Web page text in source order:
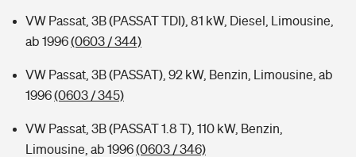
VW Passat, 3B (PASSAT TDI), 81 kW, Diesel, Limousine,
ab 1996(0603 / 344)
VW Passat, 3B (PASSAT), 92 kW, Benzin, Limousine, ab
1996(0603 / 345)
VW Passat, 3B (PASSAT 1.8 T), 110 kW, Benzin,
Limousine, ab 1996(0603 / 346)